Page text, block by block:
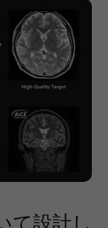
て設計し